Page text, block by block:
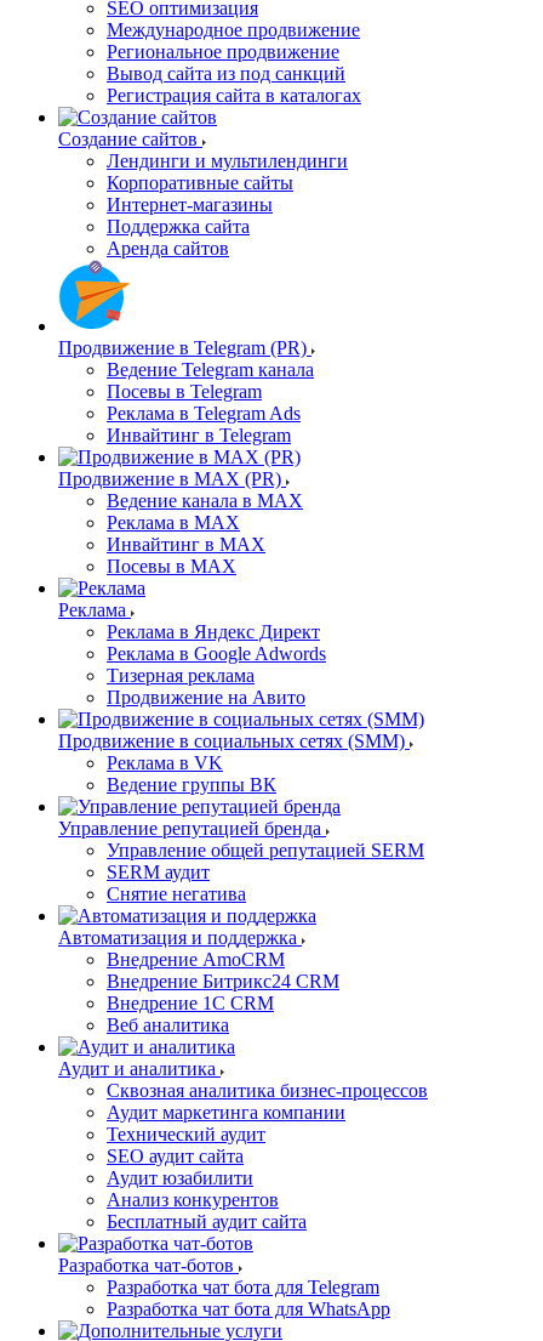
SEO оптимизация
Международное продвижение
Региональное продвижение
Вывод сайта из под санкций
Регистрация сайта в каталогах
Создание сайтов
Лендинги и мультилендинги
Корпоративные сайты
Интернет-магазины
Поддержка сайта
Аренда сайтов
Продвижение в Telegram (PR)
Ведение Telegram канала
Посевы в Telegram
Реклама в Telegram Ads
Инвайтинг в Telegram
Продвижение в MAX (PR)
Ведение канала в MAX
Реклама в MAX
Инвайтинг в MAX
Посевы в MAX
Реклама
Реклама в Яндекс Директ
Реклама в Google Adwords
Тизерная реклама
Продвижение на Авито
Продвижение в социальных сетях (SMM)
Реклама в VK
Ведение группы ВК
Управление репутацией бренда
Управление общей репутацией SERM
SERM аудит
Снятие негатива
Автоматизация и поддержка
Внедрение AmoCRM
Внедрение Битрикс24 CRM
Внедрение 1C CRM
Веб аналитика
Аудит и аналитика
Сквозная аналитика бизнес-процессов
Аудит маркетинга компании
Технический аудит
SEO аудит сайта
Аудит юзабилити
Анализ конкурентов
Бесплатный аудит сайта
Разработка чат-ботов
Разработка чат бота для Telegram
Разработка чат бота для WhatsApp